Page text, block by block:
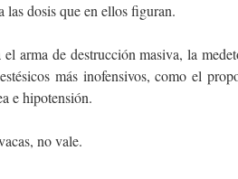
las dosis que en ellos figuran.
arma de destrucción masiva, la
más inofensivos, como el
e hipotensión.
no vale.